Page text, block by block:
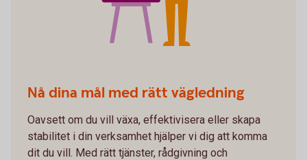
Nå dina mål med rätt vägledning
Oavsett om du vill växa, effektivisera eller skapa
stabilitet i din verksamhet hjälper vi dig att komma
dit du vill. Med rätt tjänster, rådgivning och